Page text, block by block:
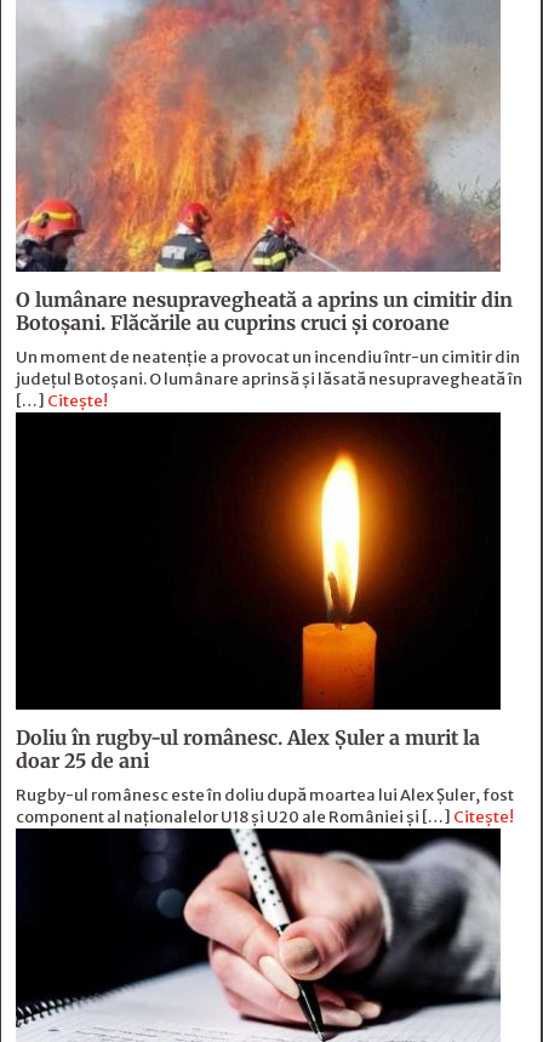
O lumânare nesupravegheată a aprins un cimitir din
Botoșani. Flăcările au cuprins cruci și coroane
Un moment de neatenție a provocat un incendiu într-un cimitir din
județul Botoșani. O lumânare aprinsă și lăsată nesupravegheată în
[…] Citește!
Doliu în rugby-ul românesc. Alex Șuler a murit la
doar 25 de ani
Rugby-ul românesc este în doliu după moartea lui Alex Șuler, fost
component al naționalelor U18 și U20 ale României și […] Citește!